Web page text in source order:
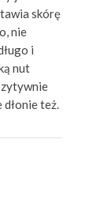
skórę
nie
i
nut
dłonie też.